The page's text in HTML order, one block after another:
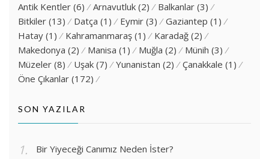
Antik Kentler (6) Arnavutluk (2) Balkanlar (3)
Bitkiler (13) Datça (1) Eymir (3) Gaziantep (1)
Hatay (1) Kahramanmaraş (1) Karadağ (2)
Makedonya (2) Manisa (1) Muğla (2) Münih (3)
Müzeler (8) Uşak (7) Yunanistan (2) Çanakkale (1)
Öne Çıkanlar (172)
SON YAZILAR
Bir Yiyeceği Canımız Neden İster?